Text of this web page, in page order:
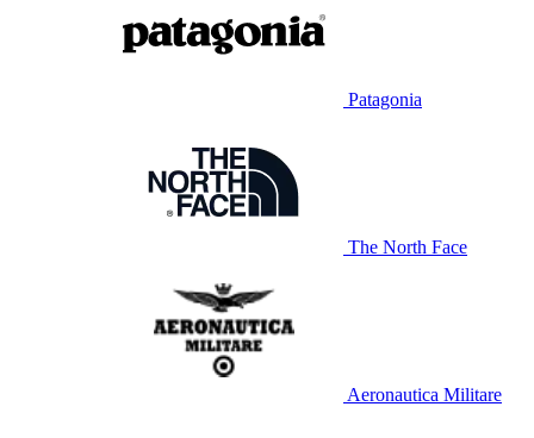
Patagonia
The North Face
Aeronautica Militare